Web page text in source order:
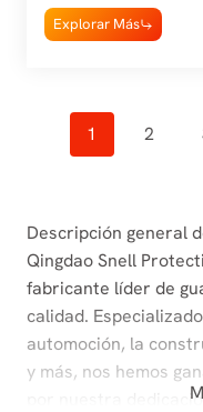
Explorar Más
1 2
Descripción general
Qingdao Snell
fabricante líder de
calidad.
automoción, la
y más, nos hemos
por nuestra